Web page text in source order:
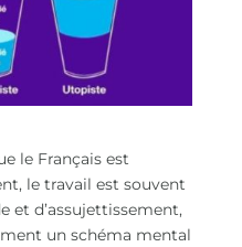
le Français est
le travail est souvent
et d’assujettissement,
un schéma mental